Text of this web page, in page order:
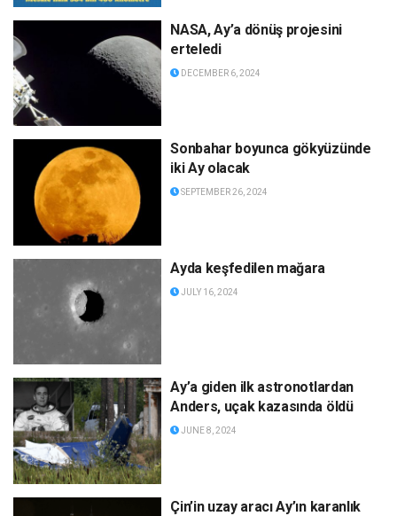
NASA, Ay’a dönüş projesini
erteledi
DECEMBER 6, 2024
Sonbahar boyunca gökyüzünde
iki Ay olacak
SEPTEMBER 26, 2024
Ayda keşfedilen mağara
JULY 16, 2024
Ay’a giden ilk astronotlardan
Anders, uçak kazasında öldü
JUNE 8, 2024
Çin’in uzay aracı Ay’ın karanlık